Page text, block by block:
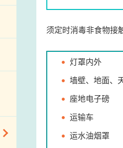
须定时消毒非食物接
灯罩内外
墙壁、地面、
座地电子磅
运输车
运水油烟罩